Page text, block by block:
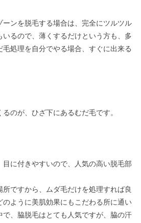
ンを脱毛する場合は、完全にツルツル
るので、薄くするだけという方も、多
処理を自分でやる場合、すぐに出来る
のが、ひざ下にあるむだ毛です。
に付きやすいので、人気の高い脱毛部
ですから、ムダ毛だけを処理すれば良
のように美肌効果にもこだわる所に通い
で、脇脱毛はとても人気ですが、脇の汗